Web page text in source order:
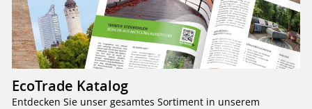
EcoTrade Katalog
Entdecken Sie unser gesamtes Sortiment in unserem